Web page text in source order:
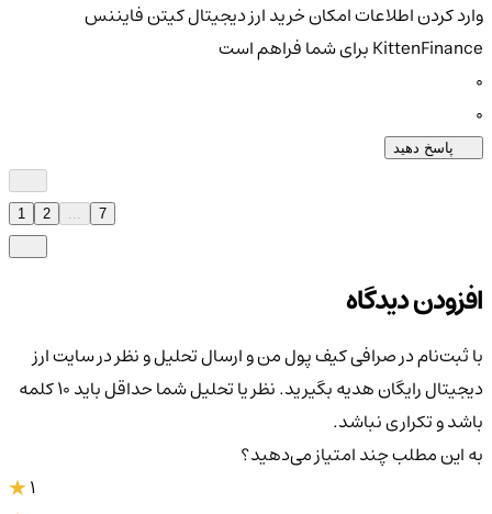
وارد کردن اطلاعات امکان خرید ارز دیجیتال کیتن فایننس
KittenFinance برای شما فراهم است
پاسخ دهید
افزودن دیدگاه
با ثبت‌نام در صرافی کیف پول من و ارسال تحلیل و نظر در سایت ارز
دیجیتال رایگان هدیه بگیرید. نظر یا تحلیل شما حداقل باید ۱۰ کلمه
باشد و تکراری نباشد.
به این مطلب چند امتیاز می‌دهید؟